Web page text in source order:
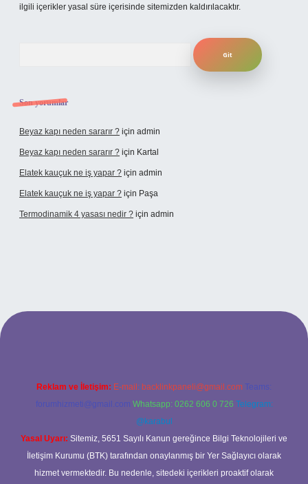
ilgili içerikler yasal süre içerisinde sitemizden kaldırılacaktır.
Son yorumlar
Beyaz kapı neden sararır ? için admin
Beyaz kapı neden sararır ? için Kartal
Elatek kauçuk ne iş yapar ? için admin
Elatek kauçuk ne iş yapar ? için Paşa
Termodinamik 4 yasası nedir ? için admin
mi
Reklam ve İletişim: E-mail: backlinkpaneli@gmail.com Teams:
forumhizmeti@gmail.com Whatsapp: 0262 606 0 726 Telegram:
@karabul
Yasal Uyarı: Sitemiz, 5651 Sayılı Kanun gereğince Bilgi Teknolojileri ve
İletişim Kurumu (BTK) tarafından onaylanmış bir Yer Sağlayıcı olarak
hizmet vermektedir. Bu nedenle, sitedeki içerikleri proaktif olarak